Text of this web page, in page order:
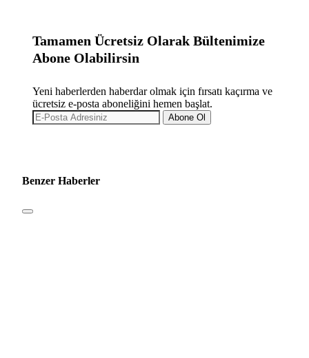
Tamamen Ücretsiz Olarak Bültenimize
Abone Olabilirsin
Yeni haberlerden haberdar olmak için fırsatı kaçırma ve
ücretsiz e-posta aboneliğini hemen başlat.
Abone Ol
Benzer Haberler